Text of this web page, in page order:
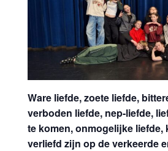
Ware liefde, zoete liefde,
verboden liefde, nep-liefde,
te komen, onmogelijke liefde,
verliefd zijn op de verkeerde